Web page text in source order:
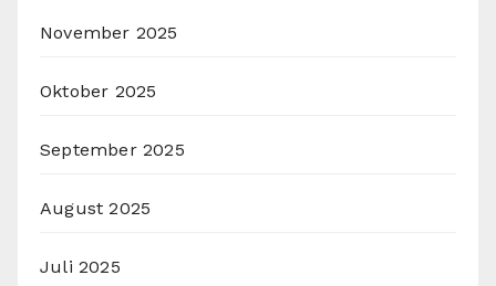
November 2025
Oktober 2025
September 2025
August 2025
Juli 2025